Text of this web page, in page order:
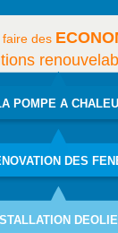
des
POMPE A
DES